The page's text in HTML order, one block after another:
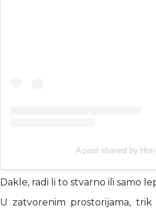
A post shared by
Dakle, radi li to stvarno ili samo
U zatvorenim prostorijama,